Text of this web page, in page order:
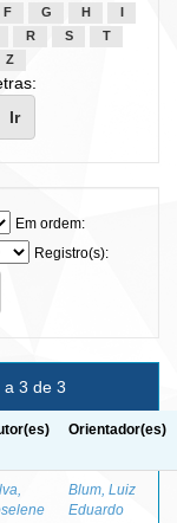
F G H
R S
T
Z
Em ordem:
Registro(s):
a 3 de 3
Orientador(es)
Blum, Luiz
Eduardo